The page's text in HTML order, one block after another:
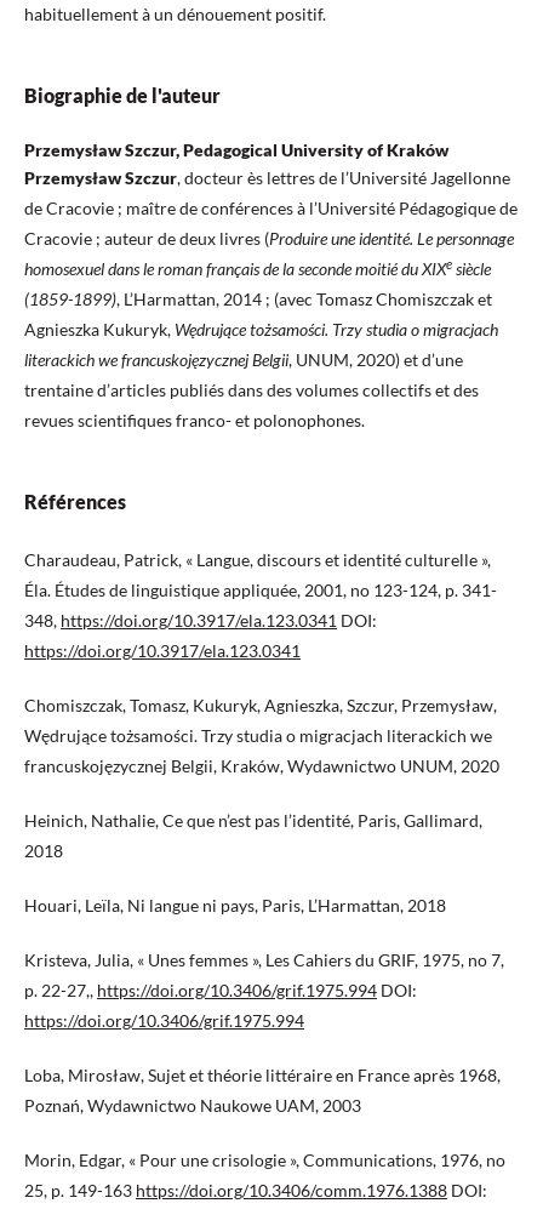
habituellement à un dénouement positif.
Biographie de l'auteur
Przemysław Szczur, Pedagogical University of Kraków
Przemysław Szczur, docteur ès lettres de l’Université Jagellonne
de Cracovie ; maître de conférences à l’Université Pédagogique de
Cracovie ; auteur de deux livres (Produire une identité. Le personnage
homosexuel dans le roman français de la seconde moitié du XIXe siècle
(1859-1899), L’Harmattan, 2014 ; (avec Tomasz Chomiszczak et
Agnieszka Kukuryk, Wędrujące tożsamości. Trzy studia o migracjach
literackich we francuskojęzycznej Belgii, UNUM, 2020) et d’une
trentaine d’articles publiés dans des volumes collectifs et des
revues scientifiques franco- et polonophones.
Références
Charaudeau, Patrick, « Langue, discours et identité culturelle »,
Éla. Études de linguistique appliquée, 2001, no 123-124, p. 341-
348, https://doi.org/10.3917/ela.123.0341 DOI:
https://doi.org/10.3917/ela.123.0341
Chomiszczak, Tomasz, Kukuryk, Agnieszka, Szczur, Przemysław,
Wędrujące tożsamości. Trzy studia o migracjach literackich we
francuskojęzycznej Belgii, Kraków, Wydawnictwo UNUM, 2020
Heinich, Nathalie, Ce que n’est pas l’identité, Paris, Gallimard,
2018
Houari, Leïla, Ni langue ni pays, Paris, L’Harmattan, 2018
Kristeva, Julia, « Unes femmes », Les Cahiers du GRIF, 1975, no 7,
p. 22-27,, https://doi.org/10.3406/grif.1975.994 DOI:
https://doi.org/10.3406/grif.1975.994
Loba, Mirosław, Sujet et théorie littéraire en France après 1968,
Poznań, Wydawnictwo Naukowe UAM, 2003
Morin, Edgar, « Pour une crisologie », Communications, 1976, no
25, p. 149-163 https://doi.org/10.3406/comm.1976.1388 DOI: